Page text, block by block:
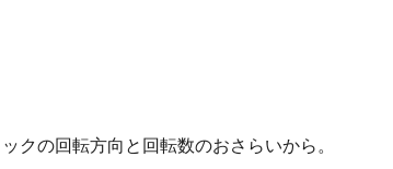
クの回転方向と回転数のおさらいから。